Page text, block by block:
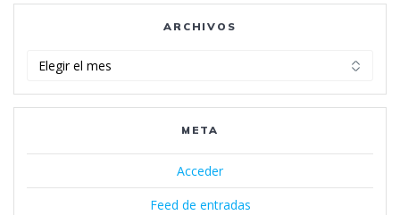
ARCHIVOS
META
Acceder
Feed de entradas